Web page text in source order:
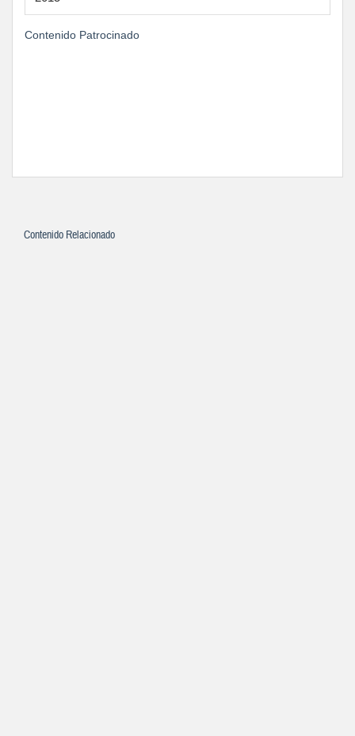
Contenido Patrocinado
Contenido Relacionado